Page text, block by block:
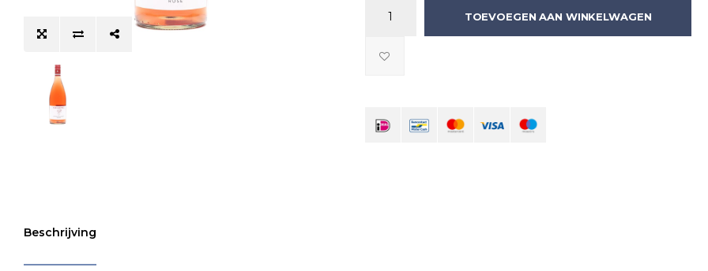
TOEVOEGEN AAN WINKELWAGEN
Beschrijving